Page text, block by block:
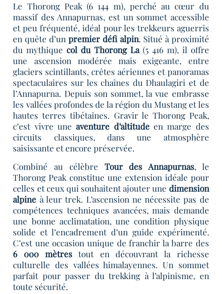
Le Thorong Peak (6 144 m), perché au cœur du
massif des Annapurnas, est un sommet accessible
et peu fréquenté, idéal pour les trekkeurs aguerris
en quête d’unpremier défi alpin. Situé à proximité
du mythiquecol du Thorong La(5 416 m), il offre
une ascension modérée mais exigeante, entre
glaciers scintillants, crêtes aériennes et panoramas
spectaculaires sur les chaînes du Dhaulagiri et de
l’Annapurna. Depuis son sommet, la vue embrasse
les vallées profondes de la région du Mustang et les
hautes terres tibétaines. Gravir le Thorong Peak,
c’est vivre uneaventure d’altitudeen marge des
circuits classiques, dans une atmosphère
saisissante et encore préservée.
Combiné au célèbre Tour des Annapurnas, le
Thorong Peak constitue une extension idéale pour
celles et ceux qui souhaitent ajouter une dimension
alpine à leur trek. L’ascension ne nécessite pas de
compétences techniques avancées, mais demande
une bonne acclimatation, une condition physique
solide et l’encadrement d’un guide expérimenté.
C’est une occasion unique de franchir la barre des
6 000 mètrestout en découvrant la richesse
culturelle des vallées himalayennes. Un sommet
parfait pour passer du trekking à l’alpinisme, en
toute sécurité.